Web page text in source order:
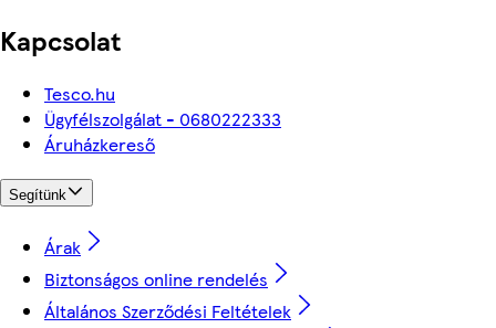
Kapcsolat
Tesco.hu
Ügyfélszolgálat - 0680222333
Áruházkereső
Segítünk
Árak
Biztonságos online rendelés
Általános Szerződési Feltételek